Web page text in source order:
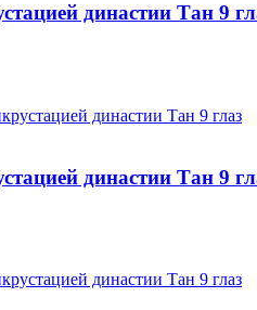
династии Тан 9
династии Тан 9